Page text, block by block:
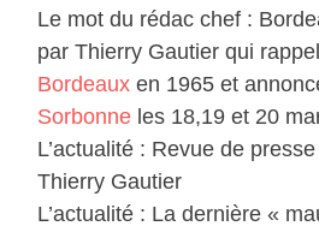
Le mot du rédac chef :
par Thierry Gautier qui
Bordeaux en 1965 et
Sorbonne les 18,19 et 20
L’actualité : Revue de
Thierry Gautier
L’actualité : La dernière «